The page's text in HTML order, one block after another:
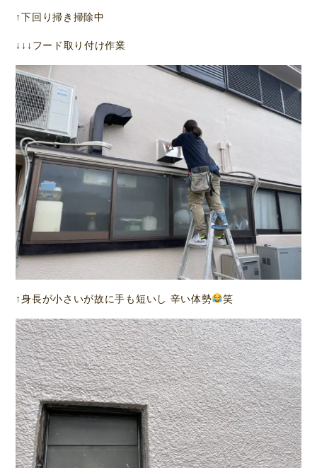
↑下回り掃き掃除中
↓↓↓フード取り付け作業
↑身長が小さいが故に手も短いし 辛い体勢 笑